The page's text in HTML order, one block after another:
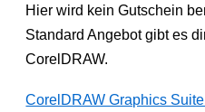
Hier wird kein Gutschein
Standard Angebot gibt es
CorelDRAW.
CorelDRAW Graphics